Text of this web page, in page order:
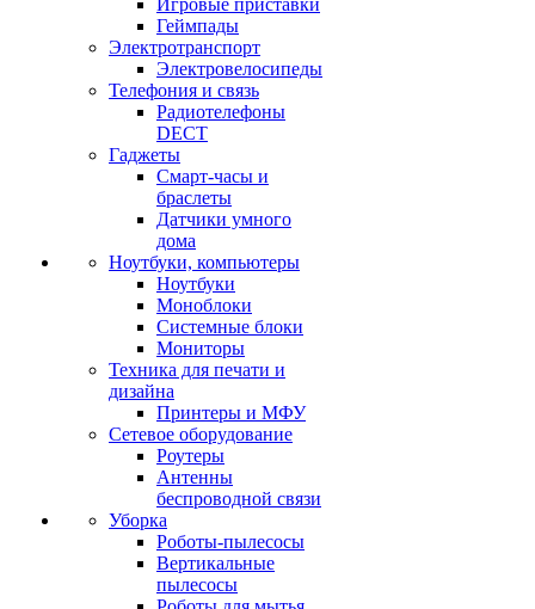
Игровые приставки
Геймпады
Электротранспорт
Электровелосипеды
Телефония и связь
Радиотелефоны
DECT
Гаджеты
Смарт-часы и
браслеты
Датчики умного
дома
Ноутбуки, компьютеры
Ноутбуки
Моноблоки
Системные блоки
Мониторы
Техника для печати и
дизайна
Принтеры и МФУ
Сетевое оборудование
Роутеры
Антенны
беспроводной связи
Уборка
Роботы-пылесосы
Вертикальные
пылесосы